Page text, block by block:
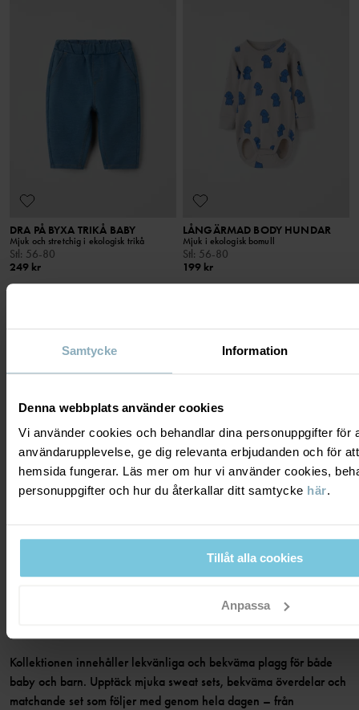
Samtycke Information
Denna webbplats använder cookies
Vi använder cookies och behandlar dina personuppgifter för
användarupplevelse, ge dig relevanta erbjudanden och för
hemsida fungerar. Läs mer om hur vi använder cookies,
personuppgifter och hur du återkallar ditt samtycke här.
Tillåt alla cookies
Anpassa
DRA PÅ BYXA TRIKÅ BABY
Mjuk och stretchig i ekologisk trikå
Stl: 56-80
249 kr
LÅNGÄRMAD BODY HUNDAR
Mjuk i ekologisk bomull
Stl: 56-80
199 kr
VISAR 22 AV 22 ARTIKLAR
A SOFT START...
...är vår limiterade kapselkollektion för baby och barn – skapad
som är gjorda för både vardag och äventyr. Med höstens färger
som utgångspunkt kombinerar kollektionen varma toner med klara
du förbereder inför skolstart, förskolestart eller bara vill uppdatera
Kollektionen innehåller lekvänliga och bekväma plagg för både
baby och barn. Upptäck mjuka sweat sets, bekväma överdelar och
matchande set som följer med genom hela dagen – från